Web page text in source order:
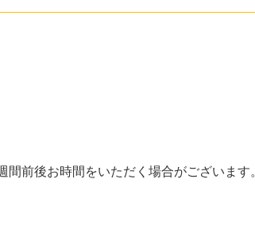
前後お時間をいただく場合がございます